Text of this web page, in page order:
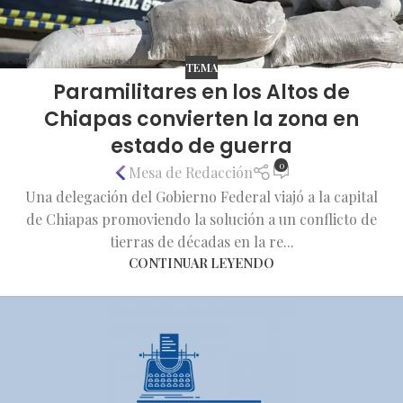
TEMA
Paramilitares en los Altos de
Chiapas convierten la zona en
estado de guerra
Mesa de Redacción 0
Una delegación del Gobierno Federal viajó a la capital
de Chiapas promoviendo la solución a un conflicto de
tierras de décadas en la re...
CONTINUAR LEYENDO